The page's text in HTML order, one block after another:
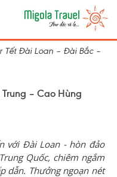
Tết Đài Loan – Đài Bắc –
– Cao Hùng
với Đài Loan - hòn đảo
Quốc, chiêm ngắm
dẫn. Thưởng ngoạn nét